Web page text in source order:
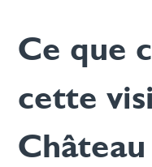
Ce que
cette